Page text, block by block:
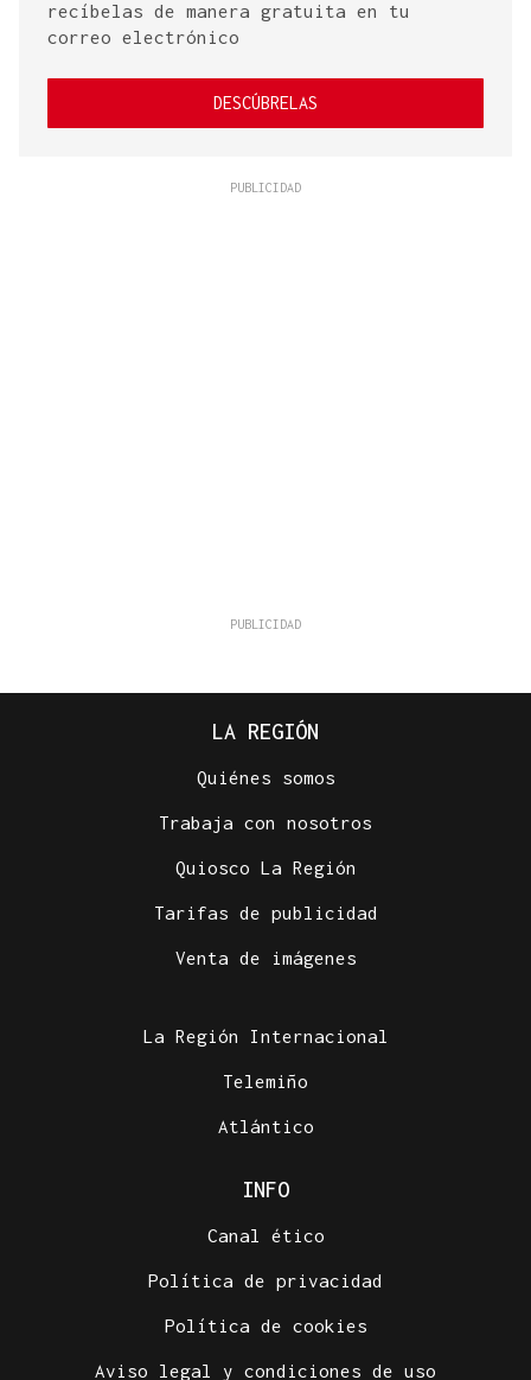
recíbelas de manera gratuita en tu
correo electrónico
DESCÚBRELAS
LA REGIÓN
Quiénes somos
Trabaja con nosotros
Quiosco La Región
Tarifas de publicidad
Venta de imágenes
La Región Internacional
Telemiño
Atlántico
INFO
Canal ético
Política de privacidad
Política de cookies
Aviso legal y condiciones de uso